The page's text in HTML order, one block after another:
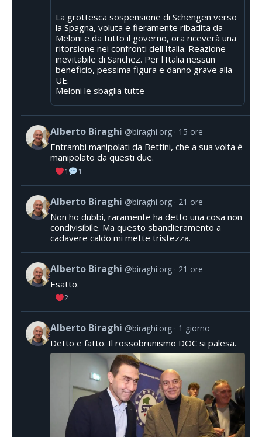
La grottesca sospensione di Schengen verso
la Spagna, voluta e fieramente ribadita da
Meloni e da tutto il governo, ora riceverà una
ritorsione nei confronti dell'Italia. Reazione
inevitabile di Sanchez. Per l'Italia nessun
beneficio, pessima figura e danno grave alla
UE.
Meloni le sbaglia tutte
Alberto Biraghi @biraghi.org 15 ore
Entrambi manipolati da Bettini, che a sua volta è
manipolato da questi due.
1 1
Alberto Biraghi @biraghi.org 21 ore
Non ho dubbi, raramente ha detto una cosa non
condivisibile. Ma questo sbandieramento a
cadavere caldo mi mette tristezza.
Alberto Biraghi @biraghi.org 21 ore
Esatto.
2
Alberto Biraghi @biraghi.org 1 giorno
Detto e fatto. Il rossobrunismo DOC si palesa.